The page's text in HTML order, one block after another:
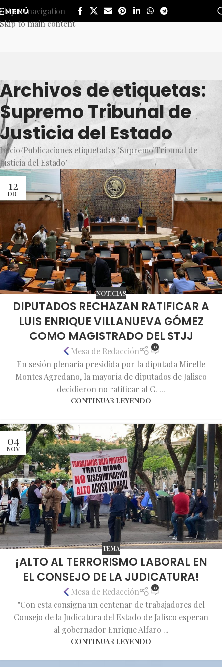
Skip to navigation
Skip to main content
MENÚ
Archivos de etiquetas:
Supremo Tribunal de
Justicia del Estado
Inicio Publicaciones etiquetadas "Supremo Tribunal de
Justicia del Estado"
12
DIC
NOTICIAS
DIPUTADOS RECHAZAN RATIFICAR A
LUIS ENRIQUE VILLANUEVA GÓMEZ
COMO MAGISTRADO DEL STJJ
Mesa de Redacción 0
En sesión plenaria presidida por la diputada Mirelle
Montes Agredano, la mayoría de diputados de Jalisco
decidieron no ratificar al C. ...
CONTINUAR LEYENDO
04
NOV
TEMA
¡ALTO AL TERRORISMO LABORAL EN
EL CONSEJO DE LA JUDICATURA!
Mesa de Redacción 0
"Con esta consigna un centenar de trabajadores del
Consejo de la Judicatura del Estado de Jalisco esperan
al gobernador Enrique Alfaro ...
CONTINUAR LEYENDO